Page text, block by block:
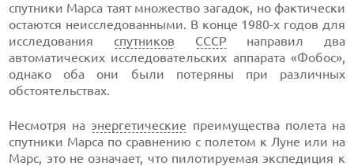
спутники Марса таят множество загадок, но фактически
остаются неисследованными. В конце 1980-х годов для
исследования спутников СССР направил два
автоматических исследовательских аппарата «Фобос»,
однако оба они были потеряны при различных
обстоятельствах.
Несмотря на энергетические преимущества полета на
спутники Марса по сравнению с полетом к Луне или на
Марс, это не означает, что пилотируемая экспедиция к